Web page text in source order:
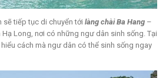
sẽ tiếp tục di chuyển tới làng chài Ba Hang –
Long, nơi có những ngư dân sinh sống. Tại
cách mà ngư dân có thể sinh sống ngay